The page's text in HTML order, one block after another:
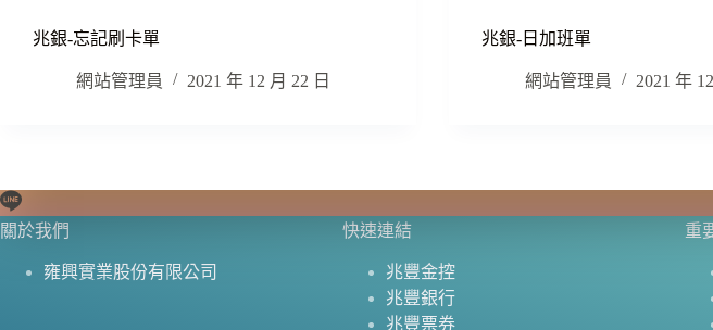
兆銀-忘記刷卡單
網站管理員 2021 年 12 月 22 日
兆銀-日加班單
網站管理員 2021 年
關於我們
雍興實業股份有限公司
快速連結
兆豐金控
兆豐銀行
兆豐票券
重